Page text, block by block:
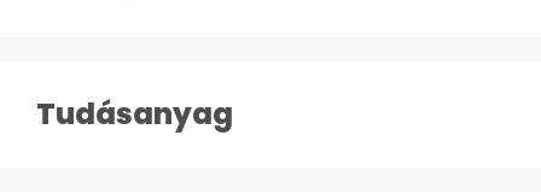
Tudásanyag